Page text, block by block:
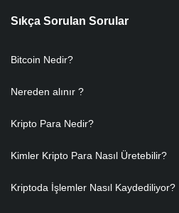
Sıkça Sorulan Sorular
Bitcoin Nedir?
Nereden alınır ?
Kripto Para Nedir?
Kimler Kripto Para Nasıl Üretebilir?
Kriptoda İşlemler Nasıl Kaydediliyor?